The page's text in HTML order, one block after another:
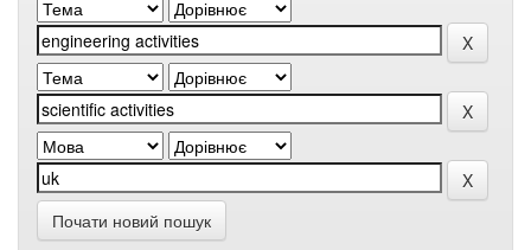
Почати новий пошук